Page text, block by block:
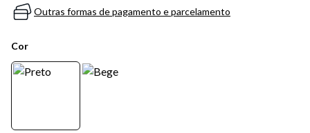
Outras formas de pagamento e parcelamento
Cor
7º jeans
8º salto
9º new balance